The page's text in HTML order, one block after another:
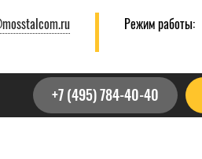
Режим работы:
+7 (495) 784-40-40